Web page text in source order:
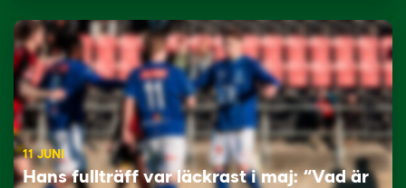
11 JUNI
Hans fullträff var läckrast i maj: “Vad är